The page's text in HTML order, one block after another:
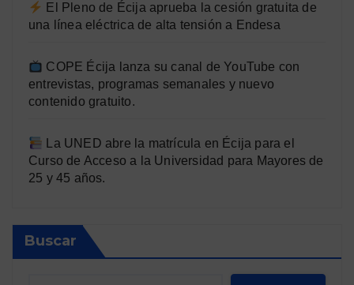
El Pleno de Écija aprueba la cesión gratuita de
una línea eléctrica de alta tensión a Endesa
COPE Écija lanza su canal de YouTube con
entrevistas, programas semanales y nuevo
contenido gratuito.
La UNED abre la matrícula en Écija para el
Curso de Acceso a la Universidad para Mayores de
25 y 45 años.
Buscar